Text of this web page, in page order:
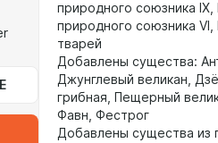
природного союзника
природного союзника
тварей
Добавлены существа:
Джунглевый великан,
грибная, Пещерный
Фавн, Фестрог
Добавлены существа из